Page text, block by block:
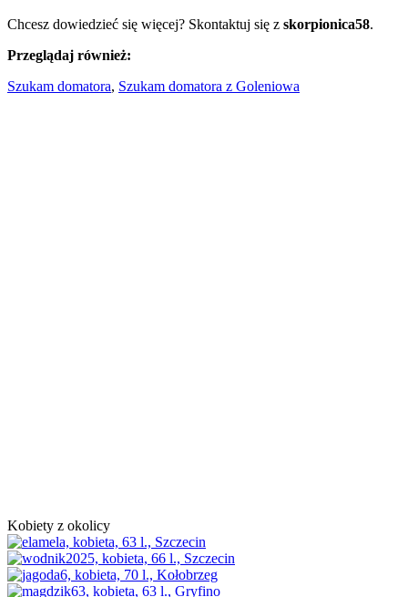
Chcesz dowiedzieć się więcej? Skontaktuj się z skorpionica58.
Przeglądaj również:
Szukam domatora, Szukam domatora z Goleniowa
Kobiety z okolicy